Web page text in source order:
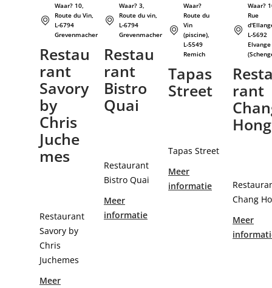
Waar? 10,
Route du Vin,
L-6794
Grevenmacher
Restau
rant
Savory
by
Chris
Juche
mes
Restaurant
Savory by
Chris
Juchemes
Meer
Waar? 3,
Route du vin,
L-6794
Grevenmacher
Restau
rant
Bistro
Quai
Restaurant
Bistro Quai
Meer
informatie
Waar?
Route du
Vin
(piscine),
L-5549
Remich
Tapas
Street
Tapas Street
Meer
informatie
Waar?
Rue
L-5692
Elvange
rant
Hong
Chang
Meer